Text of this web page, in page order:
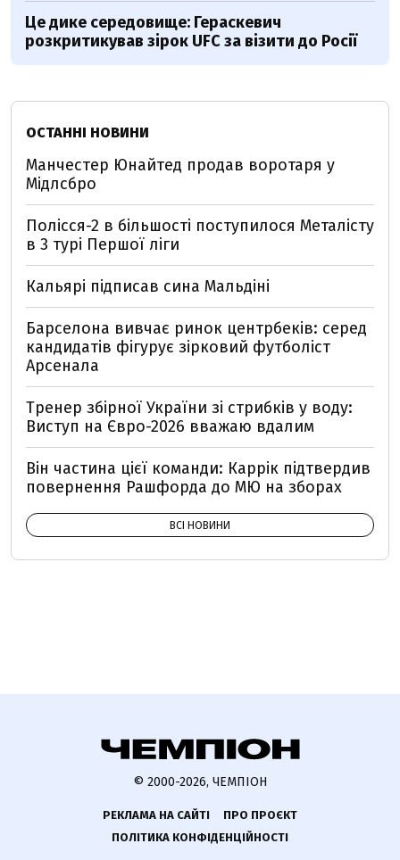
Це дике середовище: Гераскевич
розкритикував зірок UFC за візити до Росії
ОСТАННІ НОВИНИ
Манчестер Юнайтед продав воротаря у
Мідлсбро
Полісся-2 в більшості поступилося Металісту
в 3 турі Першої ліги
Кальярі підписав сина Мальдіні
Барселона вивчає ринок центрбеків: серед
кандидатів фігурує зірковий футболіст
Арсенала
Тренер збірної України зі стрибків у воду:
Виступ на Євро-2026 вважаю вдалим
Він частина цієї команди: Каррік підтвердив
повернення Рашфорда до МЮ на зборах
ВСІ НОВИНИ
© 2000-2026, ЧЕМПІОН
РЕКЛАМА НА САЙТІ
ПРО ПРОЄКТ
ПОЛІТИКА КОНФІДЕНЦІЙНОСТІ